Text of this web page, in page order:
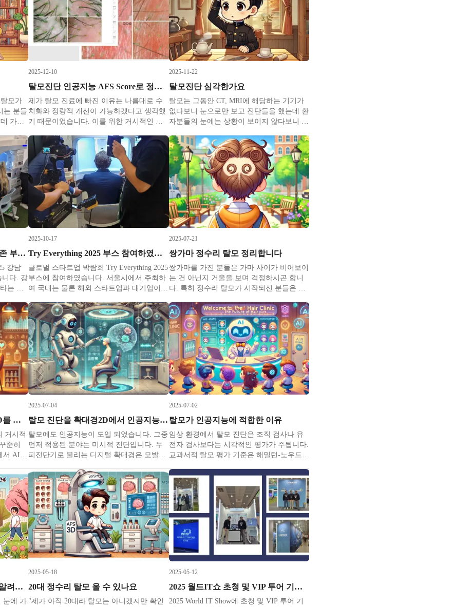
마련된 K뷰티
니즈를 명확하게 느끼게 된다
모가
는 분들
가족
오셔
미리
시는 분
2025-12-10
탈모진단 인공지능 AFS Score로 정확하게
제가 탈모 진료에 빠진 이유는 나름대로 수
치화와 정량적 개선이 가능하겠다고 생각했
기 때문이었습니다. 이를 위한 거시적인 접
적인 접근으로는 CES 혁신상도 수상한 AFS
3D를 만들었고 미시적인 접근으로는 두피현
미경 촬영 데이터를 AI로 분석해주는 AFS
Score를 만들었습니다. ​ A
2025-11-22
탈모진단 심각한가요
탈모는 그동안 CT, MRI에 해당하는 기기가
없다보니 눈으로만 보고 진단들을 했는데 환
자분들의 눈에는 상황이 보이지 않다보니 부
것을 충분히 납득 못하시곤 했었습니다. 이
에 환자분들과 같은 시선으로 탈모 여부에
대해 판단하고 상의하기 위해서 제가 직접
개발하여 유통 중인 장비가 AFS
2025 강남메디투어페스타 팝업존 부스 참가
강남
니다. 강
는 의
25일부
는 삼성
2025-10-17
Try Everything 2025 부스 참여하였습니다
글로벌 스타트업 박람회 Try Everything 2025
부스에 참여하였습니다. 서울시에서 주최하
여 국내는 물론 해외 스타트업과 대기업이한
캐너 탈모진단기 AFS3D 역시 그 중심에 있
었습니다. 이틀 동안 체험부스를 운영하였는
데 많은 분들이 크게 관심을 가져주셔서 흥
행할 수 있었습니다
2025-07-21
쌍가마 정수리 탈모 정리합니다
쌍가마를 가진 분들은 가마 사이가 비어보이
는 건 아닌지 거울을 보며 걱정하시곤 합니
다. 특히 정수리 탈모가 시작되신 분들은 이
부위 두 개의 소용돌이 사이가 유달리 비어
보이기 때문입니다. 저도 쌍가마인지라 환자
분들의 이런 걱정과 고민을 잘 이해하고 있
으며 쌍가마는 그 자체로는 질병이 아니
두피스캐너 탈모 진단기 AFS3D를 소개합니다
거시적
준히
서 AI &
미국 소
용자 경
혁신상
2025-07-04
탈모 진단을 확대경2D에서 인공지능3D로
탈모에도 인공지능이 도입 되었습니다. 그중
먼저 적용된 분야는 미시적 진단입니다. 두
피진단기로 불리는 디지털 확대경은 모발과
두피의 상태를 분류하는데 쓰입니다. 과거에
시도됐던 디지털 확대경 이미지 판독은 컴퓨
터 비전과 이미지 프로세싱 같은 기술을 바
탕으로 이진 변환 및 외곽선 추출 후
2025-07-02
탈모가 인공지능에 적합한 이유
임상 환경에서 탈모 진단은 조직 검사나 유
전자 검사보다는 시각적인 평가가 주됩니다.
교과서적 탈모 평가 기준은 해밀턴-노우드
들어져 우리와는 어딘가 맞지 않습니다. 이
렇다 보니 많은 환자들이 의사에게 약을 처
방 받을 때조차 본인의 단계를 진단받으신적
없는 경우가 많으신 걸로 보이며 비
M자 탈모 초기 증상 진단 치료 알려드립니다
눈에 가
2025-05-18
20대 정수리 탈모 올 수 있나요
"제가 아직 20대라 탈모는 아니겠지만 확인
2025-05-12
2025 월드IT쇼 초청 및 VIP 투어 기업 선정
2025 World IT Show에 초청 및 VIP 투어 기